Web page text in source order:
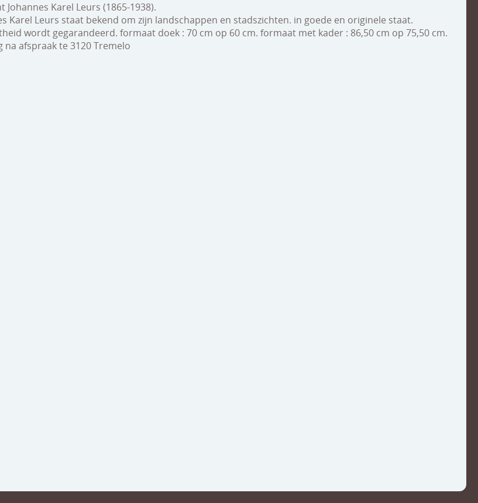
Karel Leurs (1865-1938).
Karel Leurs staat bekend om zijn landschappen en stadszichten. in goede en originele staat.
wordt gegarandeerd. formaat doek : 70 cm op 60 cm. formaat met kader : 86,50 cm op 75,50 cm.
na afspraak te 3120 Tremelo